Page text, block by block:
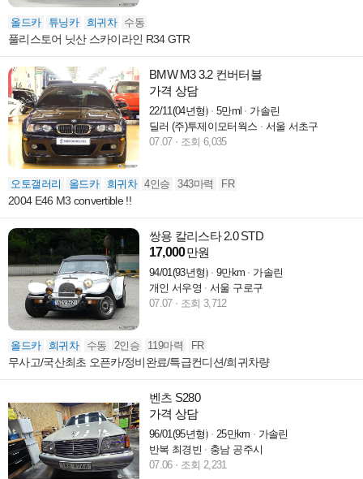
올드카 튜닝카 희귀차 수동
풀리스토어 닛산 스카이라인 R34 GTR
BMW M3 3.2 컨버터블
가격 상담
22/11(04년형) 5만ml
가솔린
딜러 (주)투제이모터웍스
서울 서초구
07.07
조회 6,035
오토갤러리 올드카 희귀차 4인승 343마력 FR
2004 E46 M3 convertible !!
쌍용 칼리스타 2.0 STD
17,000만원
94/01(93년형) 9만km
가솔린
개인 서우영
서울 구로구
07.07
조회 3,712
올드카 희귀차 수동 2인승 119마력 FR
무사고/국산최초 오픈카/정비완료/특급컨디션/희귀차량
벤츠 S280
가격 상담
96/01(95년형) 25만km
가솔린
반복 최경빈
충남 공주시
07.06
조회 2,231